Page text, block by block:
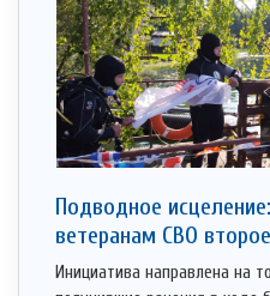
Подводное
ветеранам СВО
Инициатива направлена на